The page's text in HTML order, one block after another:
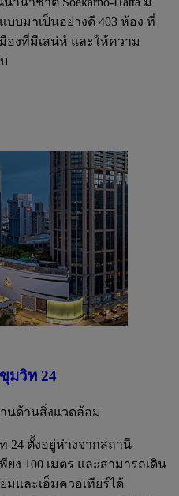
บมาเป็นอย่างดี 403 ห้อง ที่
องที่มีเสน่ห์ และให้ความ
มวิท 24
นด้านสิ่งแวดล้อม
24 ตั้งอยู่ห่างจากสถานี
ง 100 เมตร และสามารถเดิน
มและเอ็มควอเทียร์ได้